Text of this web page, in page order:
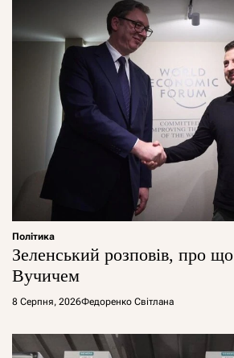
Політика
Зеленський розповів, про
Вучичем
8 Серпня, 2026Федоренко Світлана